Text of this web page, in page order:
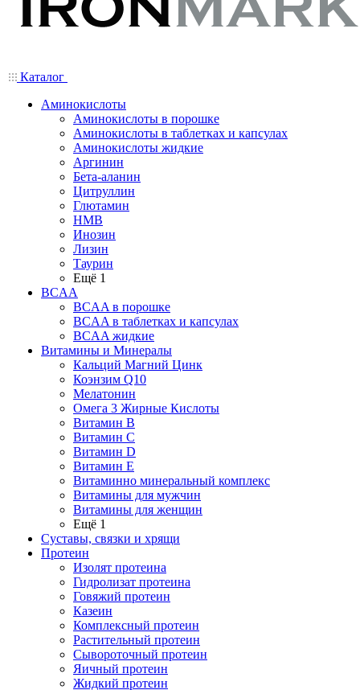
Каталог
Аминокислоты
Аминокислоты в порошке
Аминокислоты в таблетках и капсулах
Аминокислоты жидкие
Аргинин
Бета-аланин
Цитруллин
Глютамин
HMB
Инозин
Лизин
Таурин
Ещё 1
BCAA
BCAA в порошке
BCAA в таблетках и капсулах
BCAA жидкие
Витамины и Минералы
Кальций Магний Цинк
Коэнзим Q10
Мелатонин
Омега 3 Жирные Кислоты
Витамин B
Витамин C
Витамин D
Витамин E
Витаминно минеральный комплекс
Витамины для мужчин
Витамины для женщин
Ещё 1
Суставы, связки и хрящи
Протеин
Изолят протеина
Гидролизат протеина
Говяжий протеин
Казеин
Комплексный протеин
Растительный протеин
Сывороточный протеин
Яичный протеин
Жидкий протеин